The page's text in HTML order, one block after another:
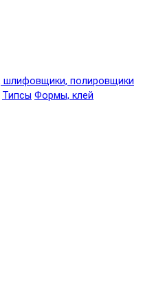
шлифовщики, полировщики
Типсы Формы, клей